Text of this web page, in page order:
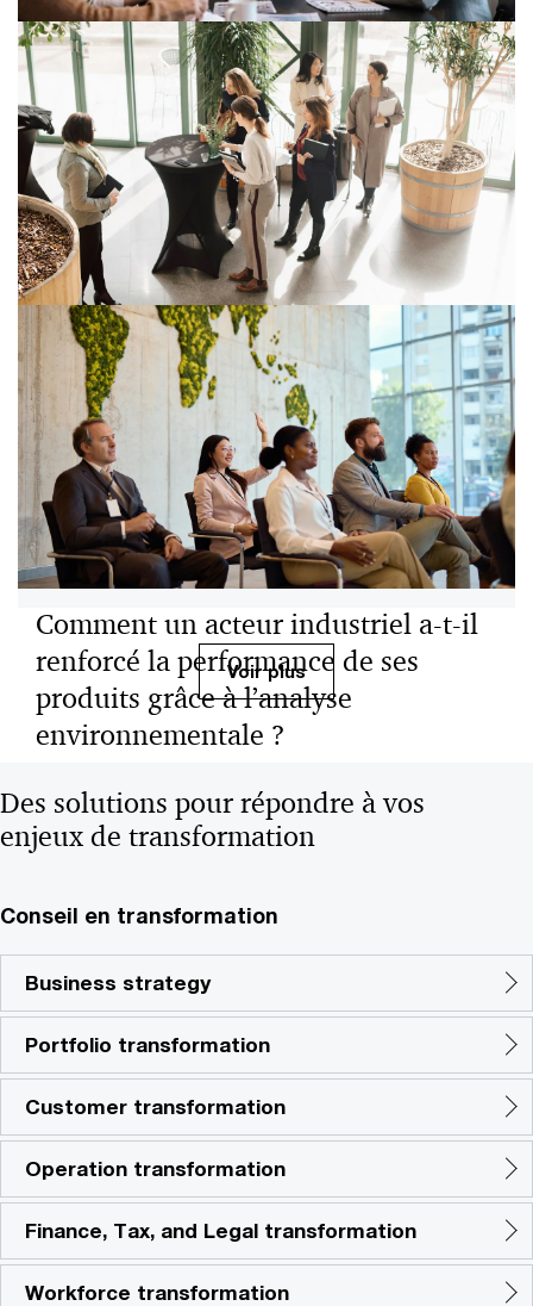
Conformité RDUE : la trajectoire
d’un leader mondial des
revêtements de sol
Structurer la mise en conformité au règlement
européen contre la déforestation et la dégradation des
forêts (RDUE) pour sécuriser les opérations, les
approvisionnements et l’accès au marché européen.
Comment un leader du luxe a-t-il
structuré la mesure de son impact
environnemental grâce à PwC ?
PwC a accompagné un leader du luxe dans la
construction d’un modèle d'analyse du cycle de vie
pour éclairer ses choix stratégiques et opérationnels.
Comment un acteur industriel a-t-il
renforcé la performance de ses
produits grâce à l’analyse
environnementale ?
décisions techniques et renforcer la compétitivité du
portefeuille de produits.
Voir plus
Des solutions pour répondre à vos
enjeux de transformation
Conseil en transformation
Business strategy
Portfolio transformation
Customer transformation
Operation transformation
Finance, Tax, and Legal transformation
Workforce transformation